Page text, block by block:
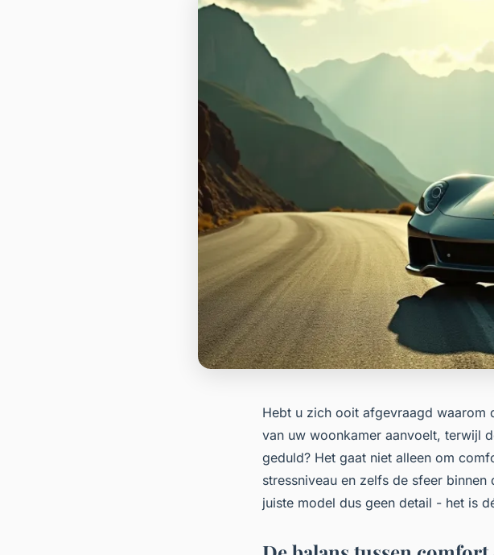
Hebt u zich ooit afgevraagd waarom
van uw woonkamer aanvoelt, terwijl
geduld? Het gaat niet alleen om
stressniveau en zelfs de sfeer
juiste model dus geen detail - het is